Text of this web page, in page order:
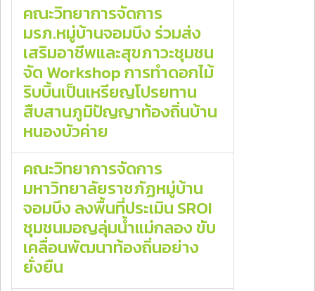
คณะวิทยาการจัดการ
มรภ.หมู่บ้านจอมบึง ร่วมส่ง
เสริมอาชีพและสุขภาวะชุมชน
จัด Workshop การทำดอกไม้
ริบบิ้นเป็นเหรียญโปรยทาน
สืบสานภูมิปัญญาท้องถิ่นบ้าน
หนองบัวค่าย
คณะวิทยาการจัดการ
มหาวิทยาลัยราชภัฏหมู่บ้าน
จอมบึง ลงพื้นที่ประเมิน SROI
ชุมชนมอญลุ่มน้ำแม่กลอง ขับ
เคลื่อนพัฒนาท้องถิ่นอย่าง
ยั่งยืน